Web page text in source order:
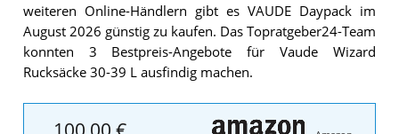
weiteren Online-Händlern gibt es VAUDE Daypack im
August 2026 günstig zu kaufen. Das Topratgeber24-Team
konnten 3 Bestpreis-Angebote für Vaude Wizard
Rucksäcke 30-39 L ausfindig machen.